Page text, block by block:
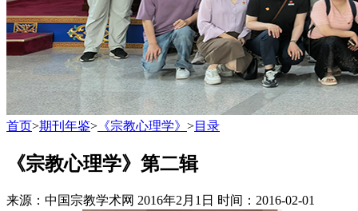
首页>期刊年鉴> 《宗教心理学》 >目录
《宗教心理学》第二辑
来源：中国宗教学术网 2016年2月1日 时间：2016-02-01